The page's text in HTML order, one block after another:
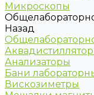
Микроскопы
Назад
Анализаторы
Бани
Вискозиметры